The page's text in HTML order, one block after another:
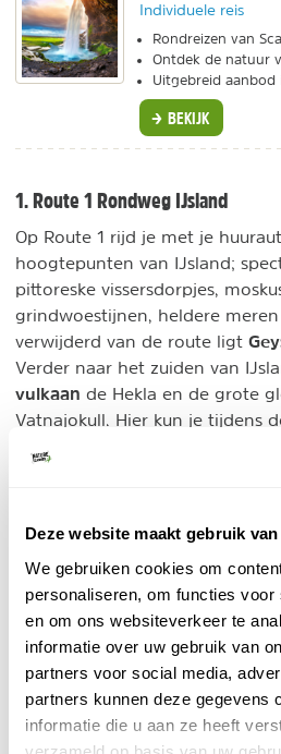
Deze website maakt gebruik
We gebruiken cookies om
personaliseren, om functies voor
en om ons websiteverkeer te
informatie over uw gebruik van
partners voor social media,
partners kunnen deze gegevens
informatie die u aan ze heeft
Individuele reis
Rondreizen van
Ontdek de natuur
Uitgebreid aanbod
BEKIJK
1. Route 1 Rondweg IJsland
Op Route 1 rijd je met je
hoogtepunten van IJsland;
pittoreske vissersdorpjes,
grindwoestijnen, heldere
verwijderd van de route ligt
Verder naar het zuiden van
vulkaan de Hekla en de grote
Vatnajokull. Hier kun je tijdens
gletsjerklimmen. Op het
altijd unieke foto's. Prachtig...
vulkanisch gebied met een
Buro Scanbrit -
Individuele reis
Boek losse
vakantieboerderijen
in IJsland. Kortom,